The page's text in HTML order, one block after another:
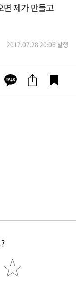
면 제가 만들고
2017.07.28 20:06 발행